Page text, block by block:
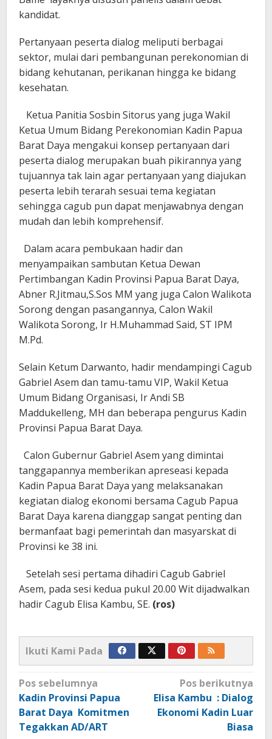
kandidat.
Pertanyaan peserta dialog meliputi berbagai
sektor, mulai dari pembangunan perekonomian di
bidang kehutanan, perikanan hingga ke bidang
kesehatan.
Ketua Panitia Sosbin Sitorus yang juga Wakil
Ketua Umum Bidang Perekonomian Kadin Papua
Barat Daya mengakui konsep pertanyaan dari
peserta dialog merupakan buah pikirannya yang
tujuannya tak lain agar pertanyaan yang diajukan
peserta lebih terarah sesuai tema kegiatan
sehingga cagub pun dapat menjawabnya dengan
mudah dan lebih komprehensif.
Dalam acara pembukaan hadir dan
menyampaikan sambutan Ketua Dewan
Pertimbangan Kadin Provinsi Papua Barat Daya,
Abner R.Jitmau,S.Sos MM yang juga Calon Walikota
Sorong dengan pasangannya, Calon Wakil
Walikota Sorong, Ir H.Muhammad Said, ST IPM
M.Pd.
Selain Ketum Darwanto, hadir mendampingi Cagub
Gabriel Asem dan tamu-tamu VIP, Wakil Ketua
Umum Bidang Organisasi, Ir Andi SB
Maddukelleng, MH dan beberapa pengurus Kadin
Provinsi Papua Barat Daya.
Calon Gubernur Gabriel Asem yang dimintai
tanggapannya memberikan apreseasi kepada
Kadin Papua Barat Daya yang melaksanakan
kegiatan dialog ekonomi bersama Cagub Papua
Barat Daya karena dianggap sangat penting dan
bermanfaat bagi pemerintah dan masyarskat di
Provinsi ke 38 ini.
Setelah sesi pertama dihadiri Cagub Gabriel
Asem, pada sesi kedua pukul 20.00 Wit dijadwalkan
hadir Cagub Elisa Kambu, SE. (ros)
Ikuti Kami Pada
Navigasi
pos
Pos sebelumnya
Kadin Provinsi Papua
Barat Daya Komitmen
Tegakkan AD/ART
Pos berikutnya
Elisa Kambu : Dialog
Ekonomi Kadin Luar
Biasa